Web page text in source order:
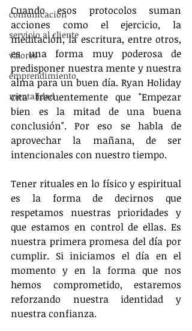
comunicación
servicio al cliente
valores
emprendimiento
mentalidad
Cuando esos protocolos suman
acciones como el ejercicio, la
meditación, la escritura, entre otros,
es una forma muy poderosa de
predisponer nuestra mente y nuestra
alma para un buen día. Ryan Holiday
cita frecuentemente que "Empezar
bien es la mitad de una buena
conclusión". Por eso se habla de
aprovechar la mañana, de ser
intencionales con nuestro tiempo.
Tener rituales en lo físico y espiritual
es la forma de decirnos que
respetamos nuestras prioridades y
que estamos en control de ellas. Es
nuestra primera promesa del día por
cumplir. Si iniciamos el día en el
momento y en la forma que nos
hemos comprometido, estaremos
reforzando nuestra identidad y
nuestra confianza.